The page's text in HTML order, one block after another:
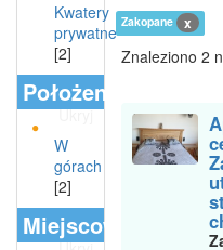
Kwatery
prywatne
[2]
Położenie
Ukryj
W
górach
[2]
Miejscowości
Zakopane x
Znaleziono 2